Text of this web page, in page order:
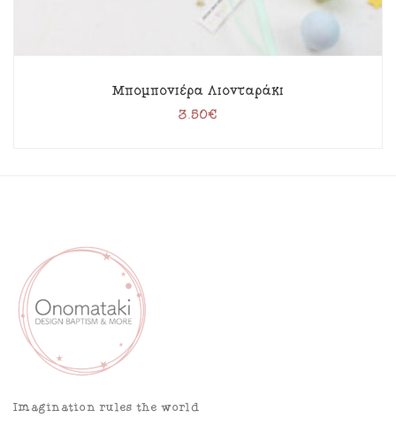
Μπομπονιέρα Λιονταράκι
3.50€
Imagination rules the world